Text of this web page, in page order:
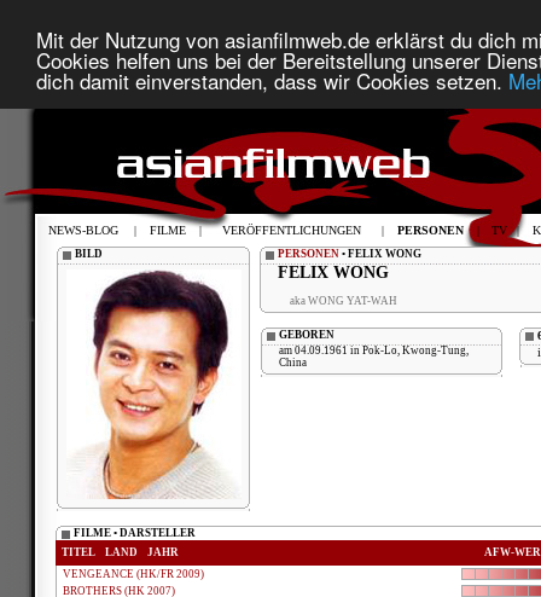
Mit der Nutzung von asianfilmweb.de erklärst du dich
Cookies helfen uns bei der Bereitstellung unserer
dich damit einverstanden, dass wir Cookies setzen.
NEWS-BLOG | FILME | VERÖFFENTLICHUNGEN | PERSONEN | TV |
BILD PERSONEN • FELIX WONG
FELIX WONG
aka WONG YAT-WAH
GEBOREN
am 04.09.1961 in Pok-Lo, Kwong-Tung,
China
FILME • DARSTELLER
TITEL
LAND JAHR
AFW-
VENGEANCE (HK/FR 2009)
BROTHERS (HK 2007)